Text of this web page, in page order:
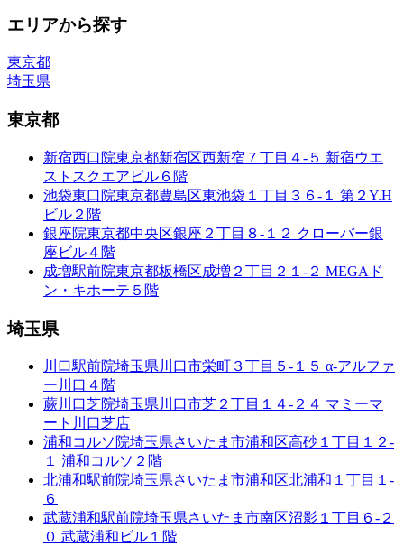
エリアから探す
東京都
埼玉県
東京都
新宿西口院東京都新宿区西新宿７丁目４-５ 新宿ウエ
ストスクエアビル６階
池袋東口院東京都豊島区東池袋１丁目３６-１ 第２Y.H
ビル２階
銀座院東京都中央区銀座２丁目８-１２ クローバー銀
座ビル４階
成増駅前院東京都板橋区成増２丁目２１-２ MEGAド
ン・キホーテ５階
埼玉県
川口駅前院埼玉県川口市栄町３丁目５-１５ α-アルファ
ー川口４階
蕨川口芝院埼玉県川口市芝２丁目１４-２４ マミーマ
ート川口芝店
浦和コルソ院埼玉県さいたま市浦和区高砂１丁目１２-
１ 浦和コルソ２階
北浦和駅前院埼玉県さいたま市浦和区北浦和１丁目１-
６
武蔵浦和駅前院埼玉県さいたま市南区沼影１丁目６-２
０ 武蔵浦和ビル１階